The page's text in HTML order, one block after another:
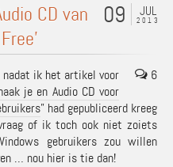
JUL
2013
09
CD van
6
nadat ik het artikel voor
je en Audio CD voor
” had gepubliceerd kreeg
of ik toch ook niet zoiets
gebruikers zou willen
… nou hier is tie dan!